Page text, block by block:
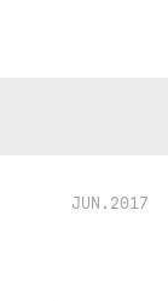
JUN.2017